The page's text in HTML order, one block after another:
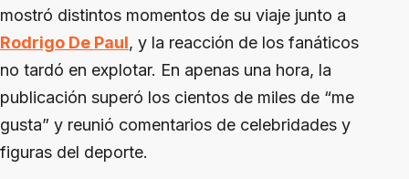
mostró distintos momentos de su viaje junto a
Rodrigo De Paul, y la reacción de los fanáticos
no tardó en explotar. En apenas una hora, la
publicación superó los cientos de miles de “me
gusta” y reunió comentarios de celebridades y
figuras del deporte.